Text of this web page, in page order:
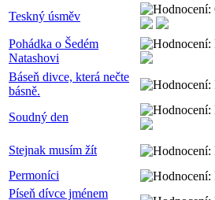
Teskný úsměv
Pohádka o Šedém
Natashovi
Báseň divce, která nečte
básně.
Soudný den
Stejnak musím žít
Permoníci
Píseň dívce jménem